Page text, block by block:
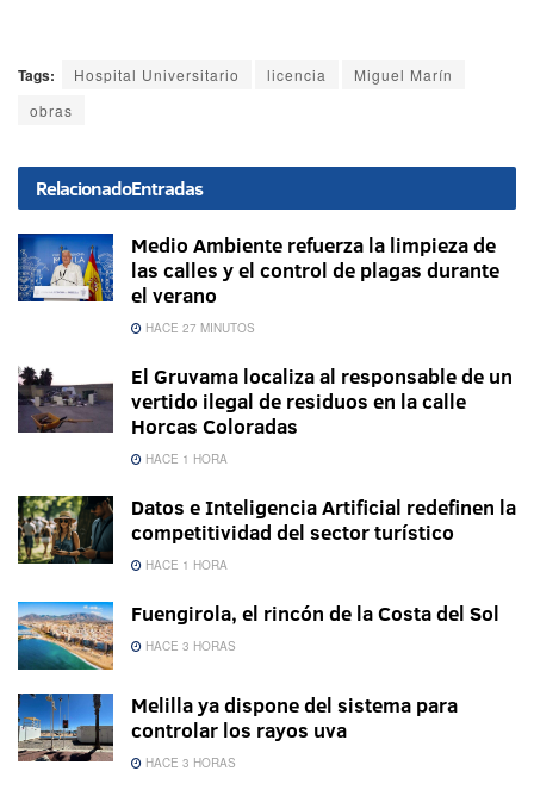
Tags: Hospital Universitario licencia
Miguel Marín
obras
RelacionadoEntradas
Medio Ambiente refuerza la limpieza de
las calles y el control de plagas durante
el verano
HACE 27 MINUTOS
El Gruvama localiza al responsable de un
vertido ilegal de residuos en la calle
Horcas Coloradas
HACE 1 HORA
Datos e Inteligencia Artificial redefinen la
competitividad del sector turístico
HACE 1 HORA
Fuengirola, el rincón de la Costa del Sol
HACE 3 HORAS
Melilla ya dispone del sistema para
controlar los rayos uva
HACE 3 HORAS